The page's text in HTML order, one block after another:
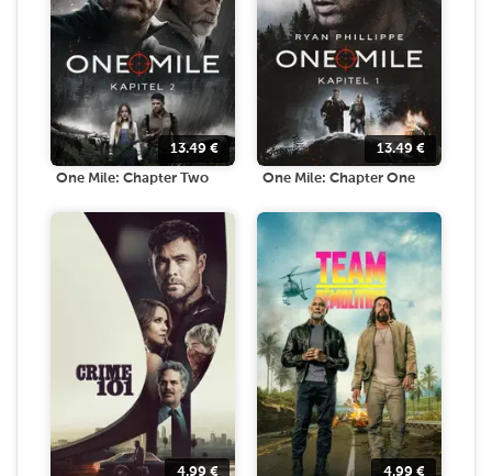
13.49 €
One Mile: Chapter Two
13.49 €
One Mile: Chapter One
4.99€ 4.99 €